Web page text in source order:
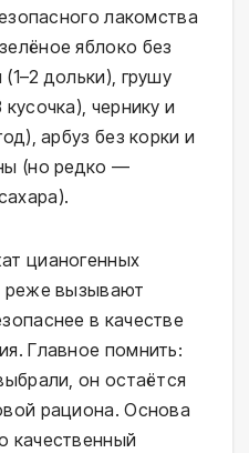
лакомства
яблоко без
дольки), грушу
чернику и
арбуз без корки и
(но редко —
цианогенных
реже вызывают
в качестве
Главное помнить:
он остаётся
рациона. Основа
качественный